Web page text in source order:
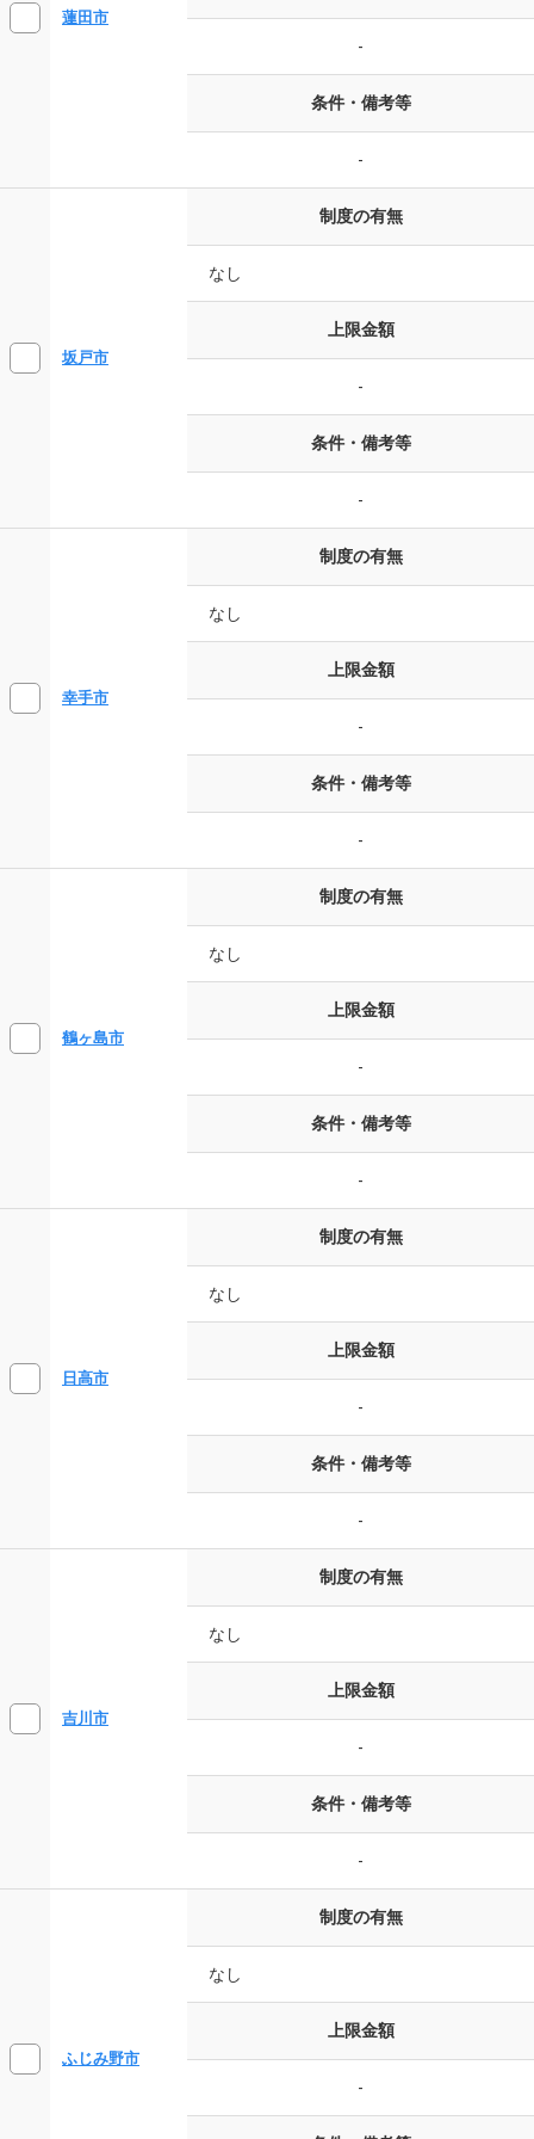
蓮田市
-
条件・備考等
-
坂戸市
制度の有無
なし
上限金額
-
条件・備考等
-
幸手市
制度の有無
なし
上限金額
-
条件・備考等
-
鶴ヶ島市
制度の有無
なし
上限金額
-
条件・備考等
-
日高市
制度の有無
なし
上限金額
-
条件・備考等
-
吉川市
制度の有無
なし
上限金額
-
条件・備考等
-
ふじみ野市
制度の有無
なし
上限金額
-